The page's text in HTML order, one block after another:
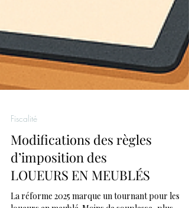
Fiscalité
Modifications des règles
d’imposition des
LOUEURS EN MEUBLÉS